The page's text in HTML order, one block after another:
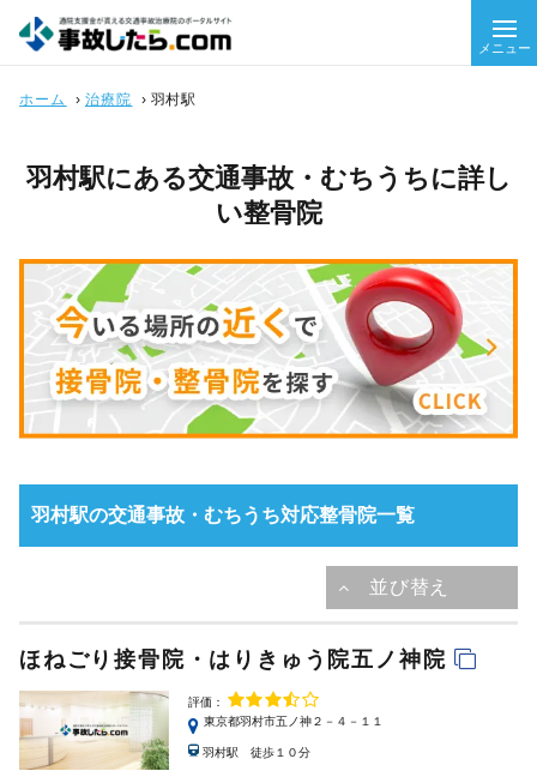
メニュー
ホーム › 治療院 › 羽村駅
羽村駅にある交通事故・むちうちに詳し
い整骨院
羽村駅の交通事故・むちうち対応整骨院一覧
ほねごり接骨院・はりきゅう院五ノ神院
評価：
東京都羽村市五ノ神２－４－１１
羽村駅 徒歩１０分